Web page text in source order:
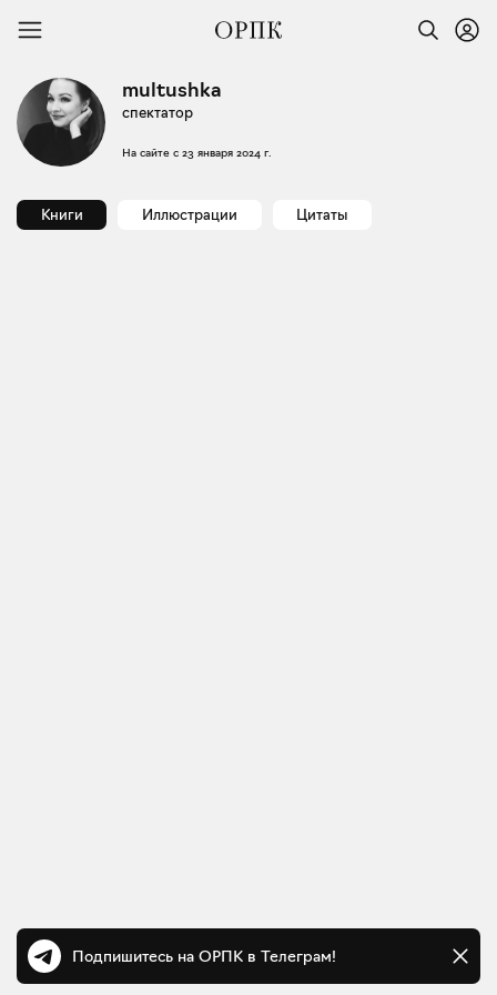
multushka
спектатор
На сайте с 23 января 2024 г.
Книги Иллюстрации Цитаты
Подпишитесь на ОРПК в Телеграм!